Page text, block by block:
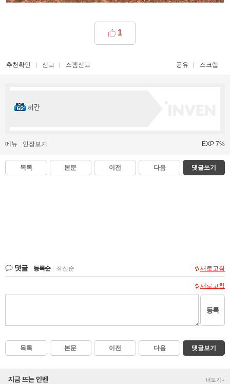
1
추천확인 신고 스팸신고 공유 스크랩
히칸
메뉴 인장보기 EXP 7%
목록 본문 이전 다음 댓글쓰기
댓글 등록순 최신순 새로고침
새로고침
등록
목록 본문 이전 다음 댓글보기
지금 뜨는 인벤 더보기+